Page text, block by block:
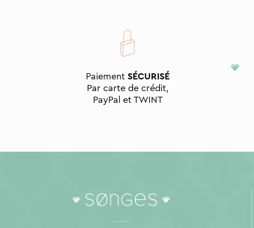
PaiementSÉCURISÉ
Par carte de crédit,
PayPal et TWINT